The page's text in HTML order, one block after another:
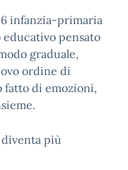
infanzia-primaria
pensato
graduale,
ordine di
fatto di emozioni,
più